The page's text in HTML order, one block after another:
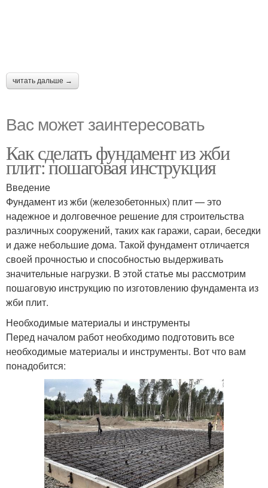
читать дальше →
Вас может заинтересовать
Как сделать фундамент из жби
плит: пошаговая инструкция
Введение
Фундамент из жби (железобетонных) плит — это
надежное и долговечное решение для строительства
различных сооружений, таких как гаражи, сараи, беседки
и даже небольшие дома. Такой фундамент отличается
своей прочностью и способностью выдерживать
значительные нагрузки. В этой статье мы рассмотрим
пошаговую инструкцию по изготовлению фундамента из
жби плит.
Необходимые материалы и инструменты
Перед началом работ необходимо подготовить все
необходимые материалы и инструменты. Вот что вам
понадобится: